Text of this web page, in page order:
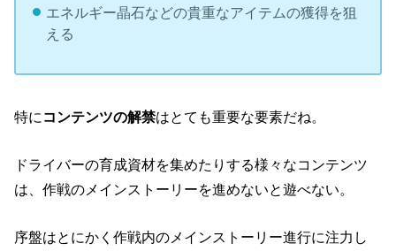
エネルギー晶石などの貴重なアイテムの獲得を狙
える
特に コンテンツの解禁はとても重要な要素だね。
ドライバーの育成資材を集めたりする様々なコンテンツ
は、作戦のメインストーリーを進めないと遊べない。
序盤はとにかく作戦内のメインストーリー進行に注力し